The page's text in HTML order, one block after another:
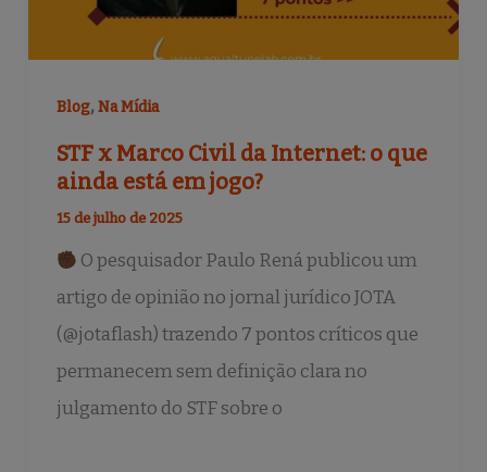
Blog,Na Mídia
STF x Marco Civil da Internet: o que
ainda está em jogo?
15 de julho de 2025
O pesquisador Paulo Rená publicou um
artigo de opinião no jornal jurídico JOTA
(@jotaflash) trazendo 7 pontos críticos que
permanecem sem definição clara no
julgamento do STF sobre o